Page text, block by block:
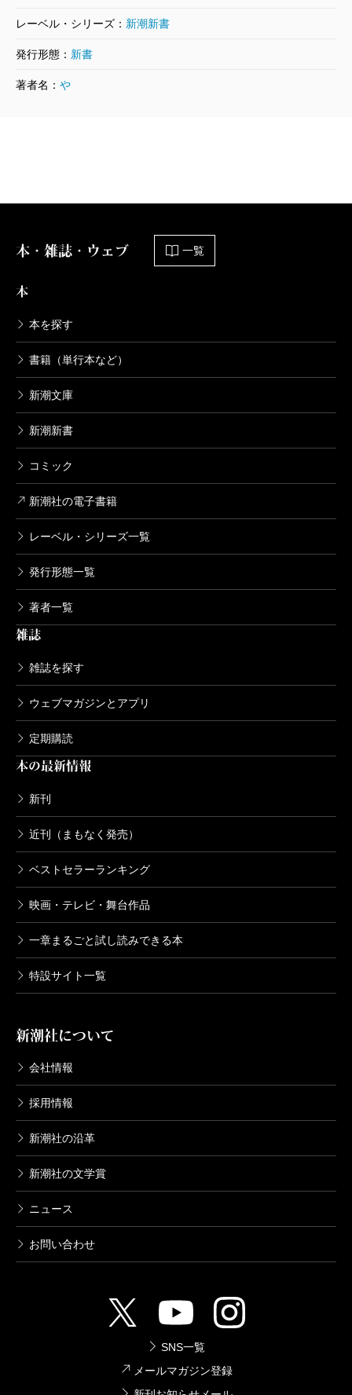
レーベル・シリーズ： 新潮新書
発行形態： 新書
著者名： や
本・雑誌・ウェブ 一覧
本
本を探す
書籍（単行本など）
新潮文庫
新潮新書
コミック
新潮社の電子書籍
レーベル・シリーズ一覧
発行形態一覧
著者一覧
雑誌
雑誌を探す
ウェブマガジンとアプリ
定期購読
本の最新情報
新刊
近刊（まもなく発売）
ベストセラーランキング
映画・テレビ・舞台作品
一章まるごと試し読みできる本
特設サイト一覧
新潮社について
会社情報
採用情報
新潮社の沿革
新潮社の文学賞
ニュース
お問い合わせ
SNS一覧
メールマガジン登録